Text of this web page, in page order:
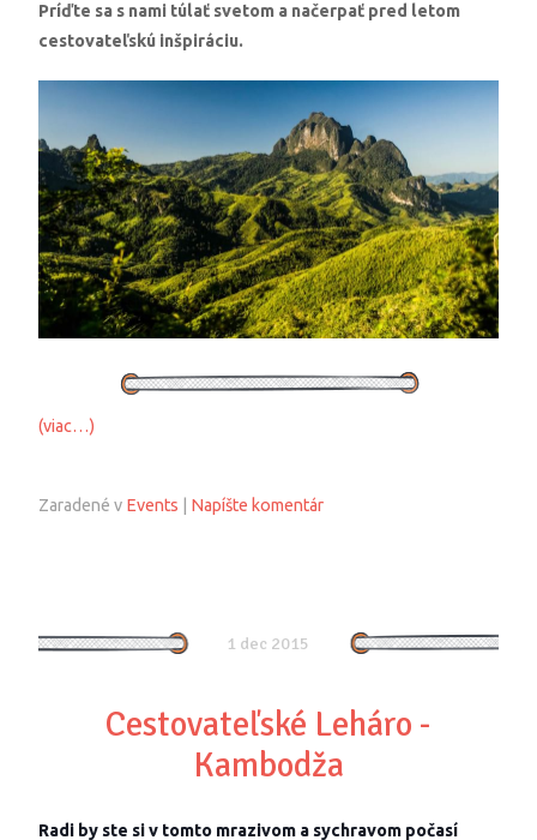
Príďte sa s nami túlať svetom a načerpať pred letom
cestovateľskú inšpiráciu.
(viac…)
Zaradené v Events Napíšte komentár
1 dec 2015
Cestovateľské Leháro -
Kambodža
Radi by ste si v tomto mrazivom a sychravom počasí